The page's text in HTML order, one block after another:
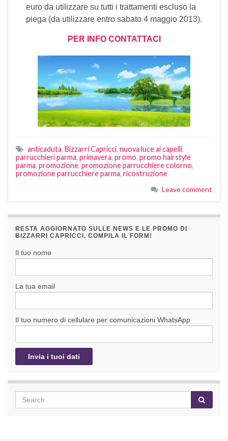
euro da utilizzare su tutti i trattamenti escluso la
piega (da utilizzare entro sabato 4 maggio 2013).
PER INFO CONTATTACI
anticaduta, Bizzarri Capricci, nuova luce ai capelli,
parrucchieri parma, primavera, promo, promo hairstyle
parma, promozione, promozione parrucchiere colorno,
promozione parrucchiere parma, ricostruzione
Leave comment
RESTA AGGIORNATO SULLE NEWS E LE PROMO DI
BIZZARRI CAPRICCI. COMPILA IL FORM!
Il tuo nome
La tua email
Il tuo numero di cellulare per comunicazioni WhatsApp